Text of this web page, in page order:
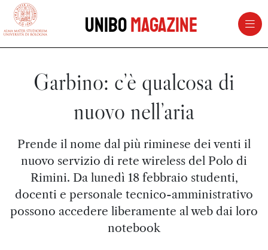
vai al contenuto della pagina
UniboMagazine
Garbino: c’è qualcosa di
nuovo nell’aria
Prende il nome dal più riminese dei venti il
nuovo servizio di rete wireless del Polo di
Rimini. Da lunedì 18 febbraio studenti,
docenti e personale tecnico-amministrativo
possono accedere liberamente al web dai loro
notebook